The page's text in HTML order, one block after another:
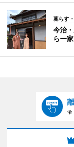
暮らす
今治
ら一